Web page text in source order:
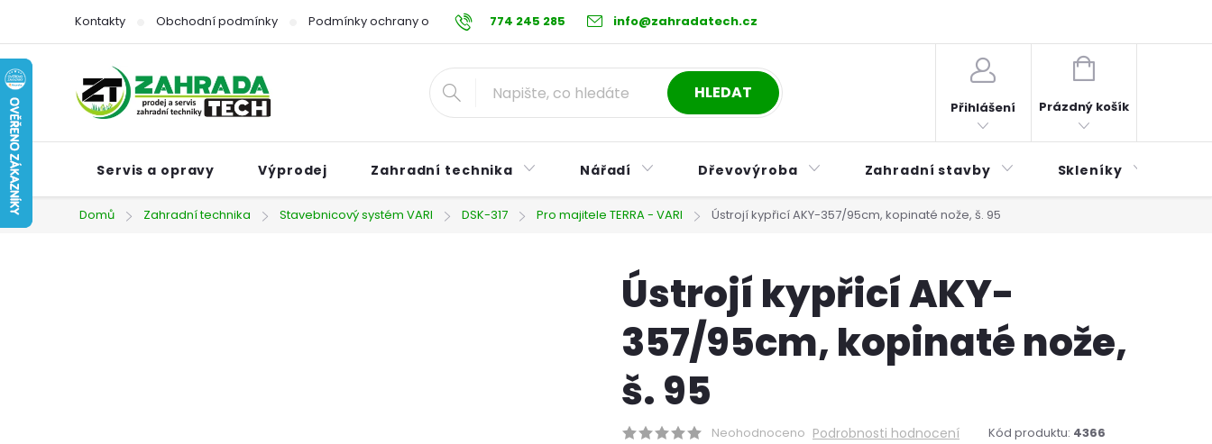
obsah
774 245 285 info@zahradatech.cz
Kontakty Obchodní podmínky Podmínky ochrany osobních údajů Reklamační řád Postup při nákupu na splátky ESSOX
HLEDAT
Přihlášení
NÁKUPNÍ
Prázdný košík
Servis a opravy Výprodej Zahradní technika Nářadí Dřevovýroba Zahradní stavby Skleníky
Domů Zahradní technika Stavebnicový systém VARI DSK-317 Pro majitele TERRA - VARI Ústrojí kypřicí AKY-357/95cm, kopinaté nože, š. 95
Ústrojí kypřicí AKY-
357/95cm, kopinaté nože,
š. 95
Neohodnoceno Podrobnosti hodnocení Kód produktu: 4366